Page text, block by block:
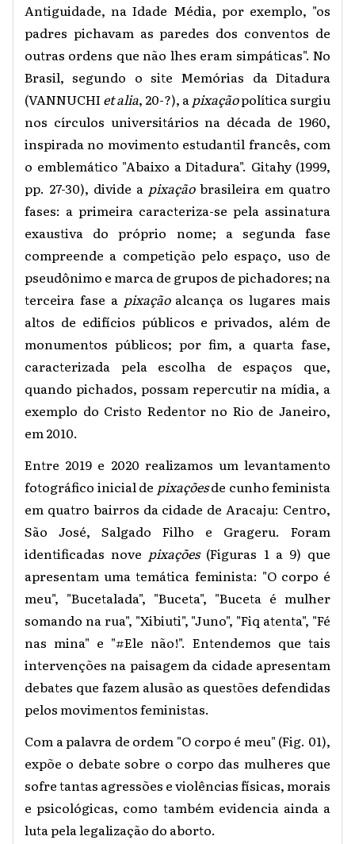
Antiguidade, na Idade Média, por exemplo, "os
padres pichavam as paredes dos conventos de
outras ordens que não lhes eram simpáticas". No
Brasil, segundo o site Memórias da Ditadura
(VANNUCHI et alia, 20-?), apixaçãopolítica surgiu
nos círculos universitários na década de 1960,
inspirada no movimento estudantil francês, com
o emblemático "Abaixo a Ditadura". Gitahy (1999,
pp. 27-30), divide a pixaçãobrasileira em quatro
fases: a primeira caracteriza-se pela assinatura
exaustiva do próprio nome; a segunda fase
compreende a competição pelo espaço, uso de
pseudônimo e marca de grupos de pichadores; na
terceira fase a pixaçãoalcança os lugares mais
altos de edifícios públicos e privados, além de
monumentos públicos; por fim, a quarta fase,
caracterizada pela escolha de espaços que,
quando pichados, possam repercutir na mídia, a
exemplo do Cristo Redentor no Rio de Janeiro,
em 2010.
Entre 2019 e 2020 realizamos um levantamento
fotográfico inicial de pixaçõesde cunho feminista
em quatro bairros da cidade de Aracaju: Centro,
São José, Salgado Filho e Grageru. Foram
identificadas nove pixações(Figuras 1 a 9) que
apresentam uma temática feminista: "O corpo é
meu", "Bucetalada", "Buceta", "Buceta é mulher
somando na rua", "Xibiuti", "Juno", "Fiq atenta", "Fé
nas mina" e "#Ele não!". Entendemos que tais
intervenções na paisagem da cidade apresentam
debates que fazem alusão as questões defendidas
pelos movimentos feministas.
Com a palavra de ordem "O corpo é meu" (Fig. 01),
expõe o debate sobre o corpo das mulheres que
sofre tantas agressões e violências físicas, morais
e psicológicas, como também evidencia ainda a
luta pela legalização do aborto.